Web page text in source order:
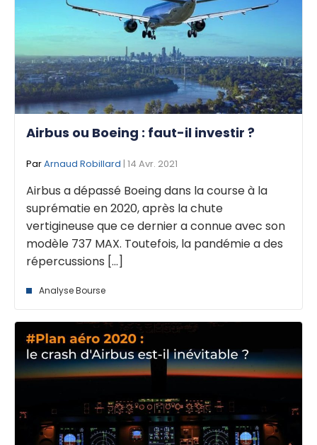
Airbus ou Boeing : faut-il investir ?
ParArnaud Robillard | 14 Avr. 2021
Airbus a dépassé Boeing dans la course à la
suprématie en 2020, après la chute
vertigineuse que ce dernier a connue avec son
modèle 737 MAX. Toutefois, la pandémie a des
répercussions [...]
Analyse Bourse